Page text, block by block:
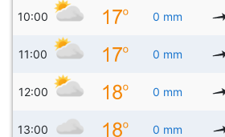
10:00 0 mm
11:00 0 mm
12:00 0 mm
13:00 0 mm